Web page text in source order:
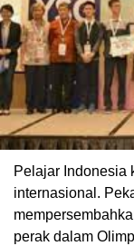
Pelajar Indonesia
internasional.
perak dalam